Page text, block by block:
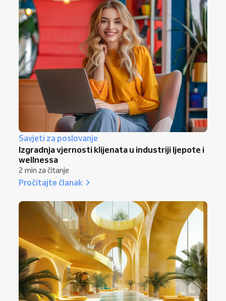
Savjeti za poslovanje
Izgradnja vjernosti klijenata u industriji ljepote i
wellnessa
2 min za čitanje
Pročitajte članak